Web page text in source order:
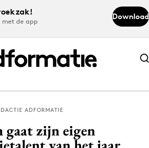
met de app
Download
Abonneer nu
Abonneer nu
ADFORMATIE
zijn eigen